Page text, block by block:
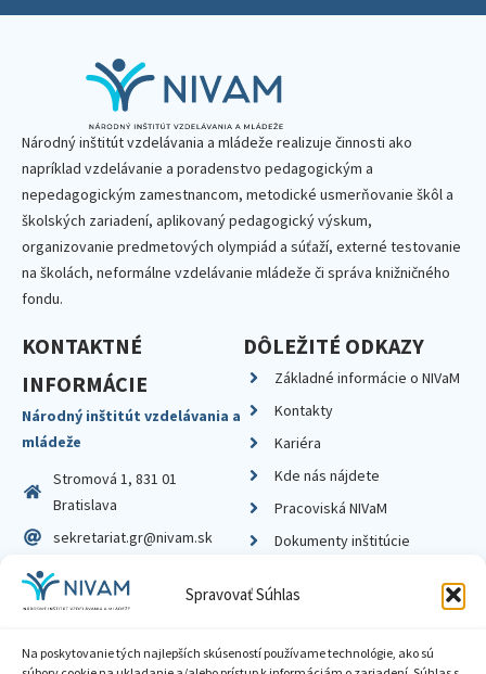
Spravovať Súhlas
Na poskytovanie tých najlepších skúseností používame technológie, ako sú
Národný inštitút vzdelávania a mládeže realizuje činnosti ako
napríklad vzdelávanie a poradenstvo pedagogickým a
nepedagogickým zamestnancom, metodické usmerňovanie škôl a
školských zariadení, aplikovaný pedagogický výskum,
organizovanie predmetových olympiád a súťaží, externé testovanie
na školách, neformálne vzdelávanie mládeže či správa knižničného
fondu.
KONTAKTNÉ
INFORMÁCIE
Národný inštitút vzdelávania a
mládeže
Stromová 1, 831 01
Bratislava
sekretariat.gr@nivam.sk
IČO: 00164348
DIČ: 2020798714
DÔLEŽITÉ ODKAZY
Základné informácie o NIVaM
Kontakty
Kariéra
Kde nás nájdete
Pracoviská NIVaM
Dokumenty inštitúcie